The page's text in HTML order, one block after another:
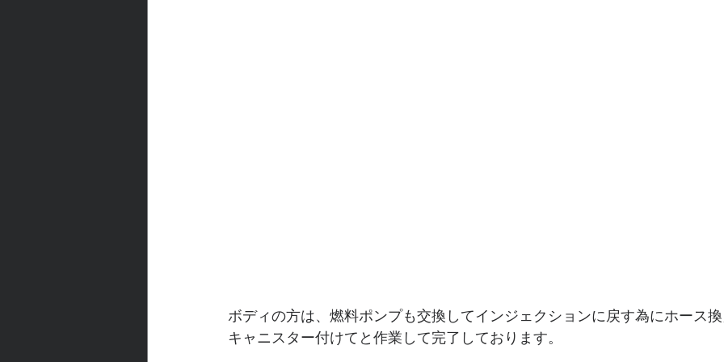
ボディの方は、燃料ポンプも交換してインジェクションに戻す為にホース
キャニスター付けてと作業して完了しております。